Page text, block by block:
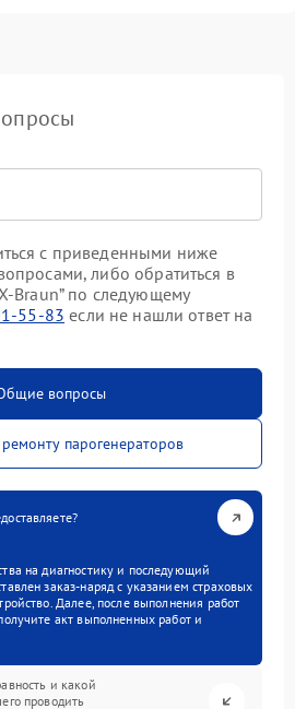
с приведенными ниже
либо обратиться в
Braun” по следующему
55-83 если не нашли ответ на
вопросы
парогенераторов
на диагностику и последующий
заказ-наряд с указанием страховых
Далее, после выполнения работ
акт выполненных работ и
и какой
проводить